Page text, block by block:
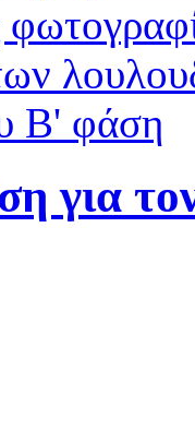
Β' φάση
για